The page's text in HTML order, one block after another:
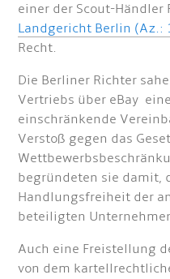
einer der Scout-Händler
Landgericht Berlin (Az.:
Recht.
Die Berliner Richter
Vertriebs über eBay
einschränkende
Verstoß gegen das
begründeten sie damit,
Handlungsfreiheit der
beteiligten
Auch eine Freistellung
von dem